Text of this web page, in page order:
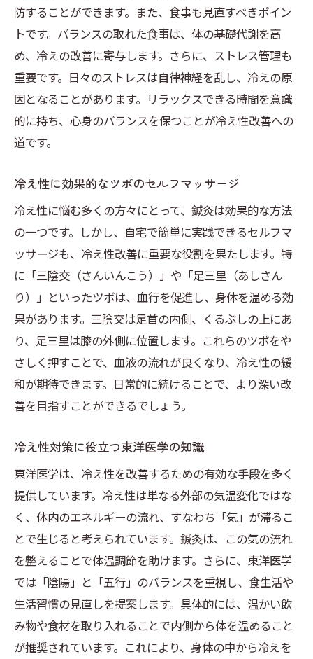
防することができます。また、食事も見直すべきポイン
トです。バランスの取れた食事は、体の基礎代謝を高
め、冷えの改善に寄与します。さらに、ストレス管理も
重要です。日々のストレスは自律神経を乱し、冷えの原
因となることがあります。リラックスできる時間を意識
的に持ち、心身のバランスを保つことが冷え性改善への
道です。
冷え性に効果的なツボのセルフマッサージ
冷え性に悩む多くの方々にとって、鍼灸は効果的な方法
の一つです。しかし、自宅で簡単に実践できるセルフマ
ッサージも、冷え性改善に重要な役割を果たします。特
に「三陰交（さんいんこう）」や「足三里（あしさん
り）」といったツボは、血行を促進し、身体を温める効
果があります。三陰交は足首の内側、くるぶしの上にあ
り、足三里は膝の外側に位置します。これらのツボをや
さしく押すことで、血液の流れが良くなり、冷え性の緩
和が期待できます。日常的に続けることで、より深い改
善を目指すことができるでしょう。
冷え性対策に役立つ東洋医学の知識
東洋医学は、冷え性を改善するための有効な手段を多く
提供しています。冷え性は単なる外部の気温変化ではな
く、体内のエネルギーの流れ、すなわち「気」が滞るこ
とで生じると考えられています。鍼灸は、この気の流れ
を整えることで体温調節を助けます。さらに、東洋医学
では「陰陽」と「五行」のバランスを重視し、食生活や
生活習慣の見直しを提案します。具体的には、温かい飲
み物や食材を取り入れることで内側から体を温めること
が推奨されています。これにより、身体の中から冷えを